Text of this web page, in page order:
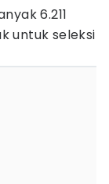
6.211
untuk seleksi